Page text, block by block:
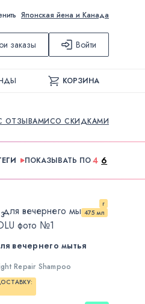
Японская йена и Канада
заказы Войти
КОРЗИНА
ОТЗЫВАМИСО СКИДКАМИ
КОЖИ ТИП СРЕДСТВА
ПОКАЗЫВАТЬ ПО4 6
г
475 мл
3
вечернего мытья
Repair Shampoo